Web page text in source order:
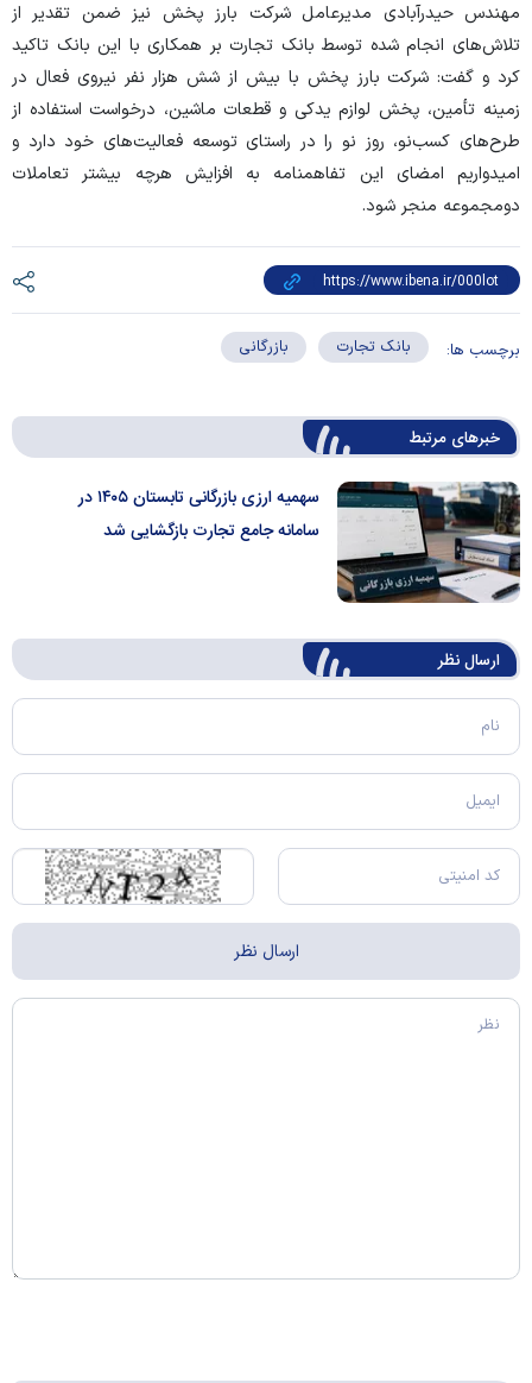
مهندس حیدرآبادی مدیرعامل شرکت بارز پخش نیز ضمن تقدیر از
تلاش‌های انجام شده توسط بانک تجارت بر همکاری با این بانک تاکید
کرد و گفت: شرکت بارز پخش با بیش از شش هزار نفر نیروی فعال در
زمینه تأمین، پخش لوازم یدکی و قطعات ماشین، درخواست استفاده از
طرح‌های کسب‌نو، روز نو را در راستای توسعه فعالیت‌های خود دارد و
امیدواریم امضای این تفاهمنامه به افزایش هرچه بیشتر تعاملات
دومجموعه منجر شود.
برچسب ها: بانک تجارت بازرگانی
خبرهای مرتبط
سهمیه ارزی بازرگانی تابستان ۱۴۰۵ در
سامانه جامع تجارت بازگشایی شد
ارسال‌ نظر